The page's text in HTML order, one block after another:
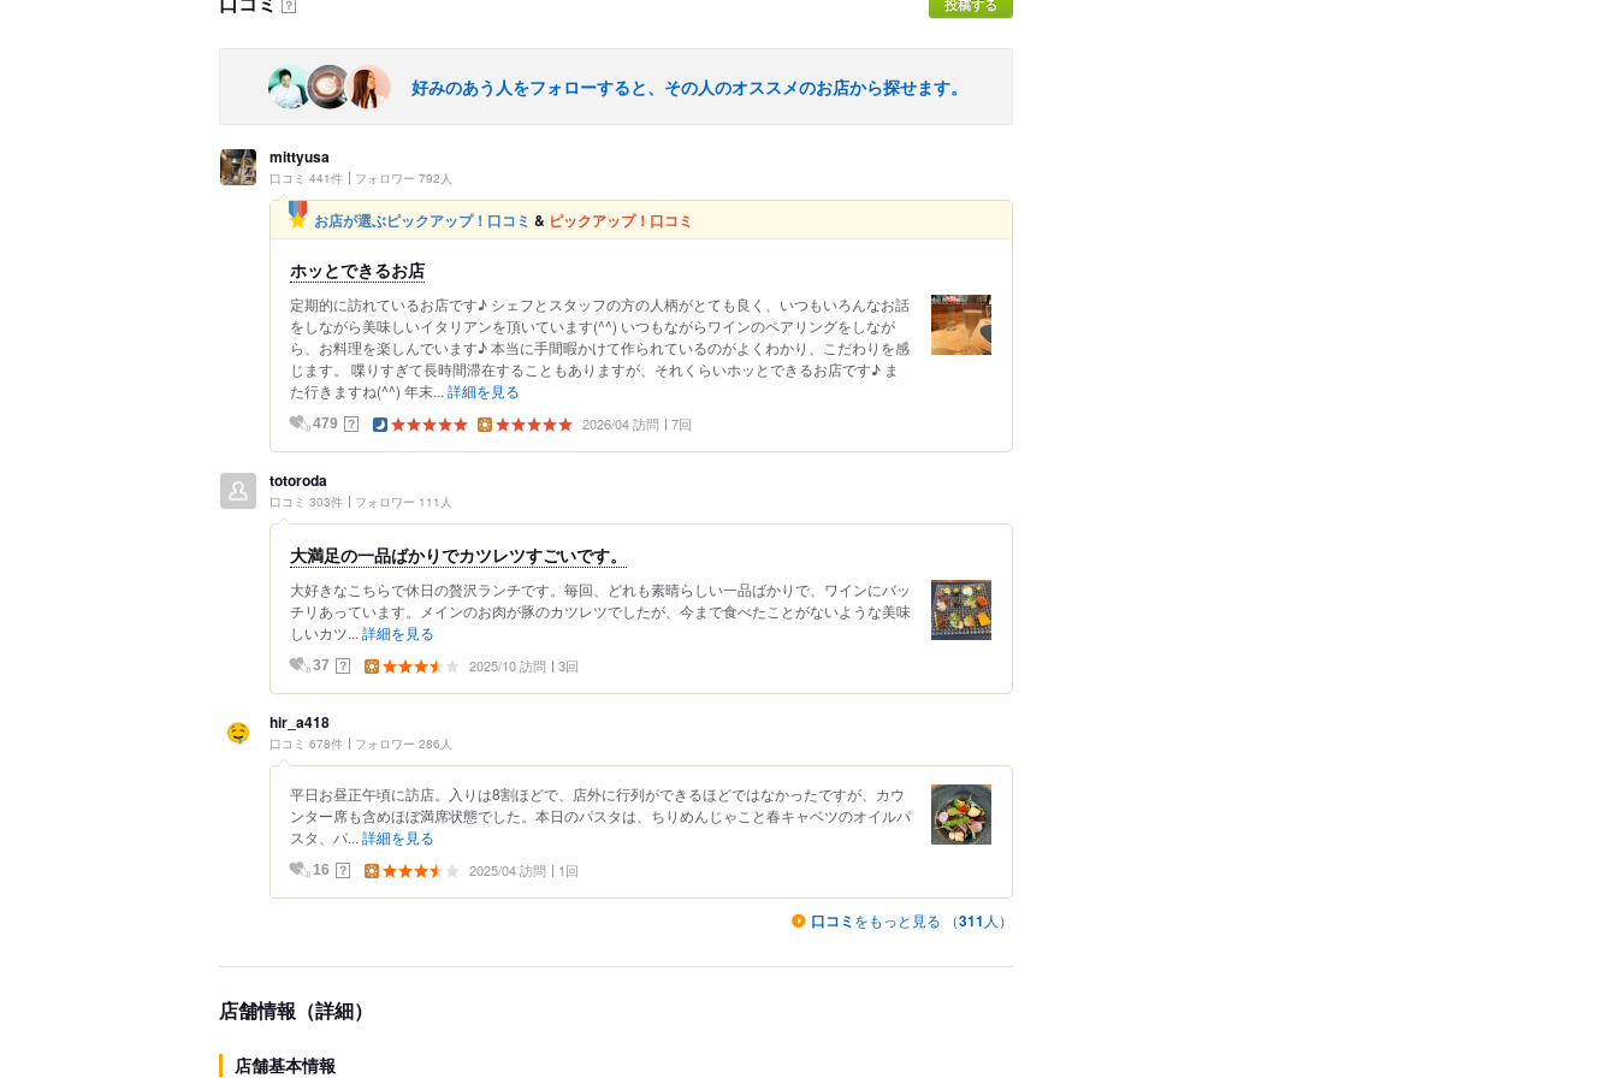
？ 投稿する
好みのあう人をフォローすると、その人のオススメのお店から探せます。
mittyusa
口コミ 441件 フォロワー 792人
お店が選ぶピックアップ！口コミ & ピックアップ！口コミ
ホッとできるお店
定期的に訪れているお店です♪ シェフとスタッフの方の人柄がとても良く、いつもいろんなお話
をしながら美味しいイタリアンを頂いています(^^) いつもながらワインのペアリングをしなが
ら、お料理を楽しんでいます♪ 本当に手間暇かけて作られているのがよくわかり、こだわりを感
じます。 喋りすぎて長時間滞在することもありますが、それくらいホッとできるお店です♪ ま
た行きますね(^^) 年末... 詳細を見る
479 ？ 2026/04 訪問 7回
totoroda
口コミ 303件 フォロワー 111人
大満足の一品ばかりでカツレツすごいです。
大好きなこちらで休日の贅沢ランチです。毎回、どれも素晴らしい一品ばかりで、ワインにバッ
チリあっています。メインのお肉が豚のカツレツでしたが、今まで食べたことがないような美味
しいカツ... 詳細を見る
37 ？ 2025/10 訪問 3回
hir_a418
口コミ 678件 フォロワー 286人
平日お昼正午頃に訪店。入りは8割ほどで、店外に行列ができるほどではなかったですが、カウ
ンター席も含めほぼ満席状態でした。本日のパスタは、ちりめんじゃこと春キャベツのオイルパ
スタ、パ... 詳細を見る
16 ？ 2025/04 訪問 1回
口コミ をもっと見る （311 人）
店舗情報（詳細）
店舗基本情報